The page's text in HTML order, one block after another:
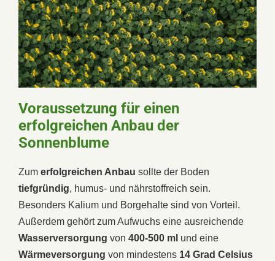
Voraussetzung für einen
erfolgreichen Anbau der
Sonnenblume
Zum erfolgreichen Anbau sollte der Boden
tiefgründig, humus- und nährstoffreich sein.
Besonders Kalium und Borgehalte sind von Vorteil.
Außerdem gehört zum Aufwuchs eine ausreichende
Wasserversorgung von 400-500 ml und eine
Wärmeversorgung von mindestens 14 Grad Celsius